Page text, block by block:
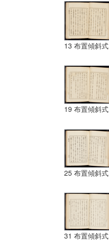
13 布置傾斜式
19 布置傾斜式
25 布置傾斜式
31 布置傾斜式